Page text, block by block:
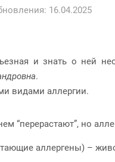
16.04.2025
и знать о ней
.
видами аллергии.
“перерастают”, но
аллергены) –